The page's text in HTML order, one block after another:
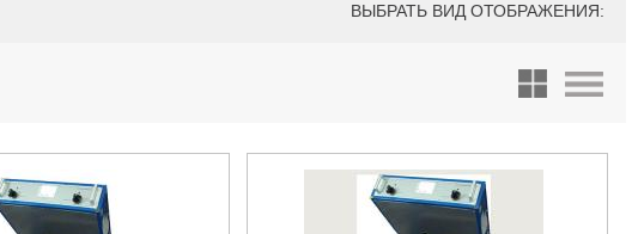
ВЫБРАТЬ ВИД ОТОБРАЖЕНИЯ: